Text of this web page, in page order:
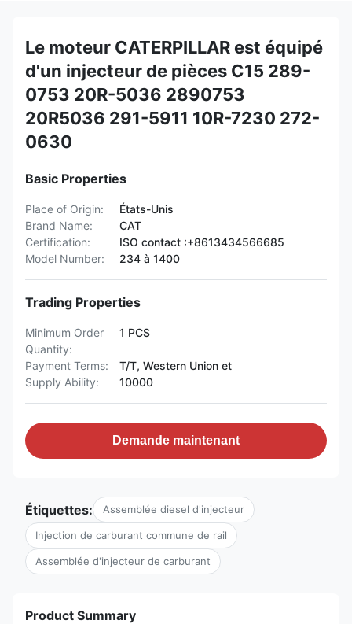
Le moteur CATERPILLAR est équipé
d'un injecteur de pièces C15 289-
0753 20R-5036 2890753
20R5036 291-5911 10R-7230 272-
0630
Basic Properties
Place of Origin:
États-Unis
Brand Name:
CAT
Certification:
ISO contact :+8613434566685
Model Number:
234 à 1400
Trading Properties
Minimum Order
Quantity:
1 PCS
Payment Terms:
T/T, Western Union et
Supply Ability:
10000
Demande maintenant
Étiquettes: Assemblée diesel d'injecteur
Injection de carburant commune de rail
Assemblée d'injecteur de carburant
Product Summary